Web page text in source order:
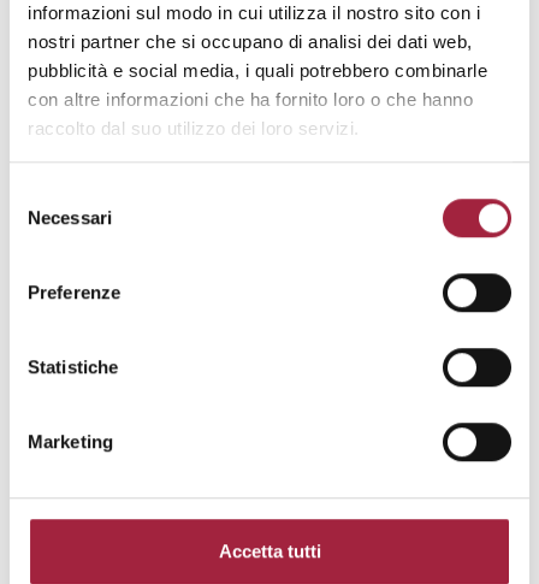
informazioni sul modo in cui utilizza il nostro sito con i
nostri partner che si occupano di analisi dei dati web,
pubblicità e social media, i quali potrebbero combinarle
con altre informazioni che ha fornito loro o che hanno
raccolto dal suo utilizzo dei loro servizi.
delNecessari
Preferenze
Statistiche
Marketing
Accetta tutti
PROPOSTE 2018 | CONVERSAZIONE CON MARIO
BELLINI (VIDEO)
25 Giugno 2018